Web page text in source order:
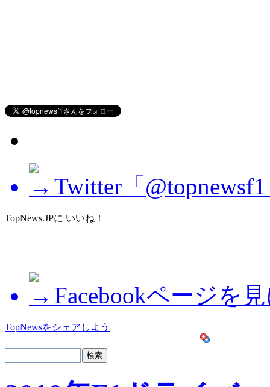
Twitter「
TopNews.JPに いいね！
Facebookページを
TopNewsをシェアしよう